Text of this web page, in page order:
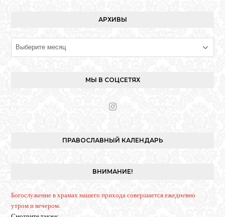
АРХИВЫ
Архивы
МЫ В СОЦСЕТЯХ
I
t
a
ПРАВОСЛАВНЫЙ КАЛЕНДАРЬ
ВНИМАНИЕ!
Богослужение в храмах нашего прихода совершается ежедневно
утром и вечером.